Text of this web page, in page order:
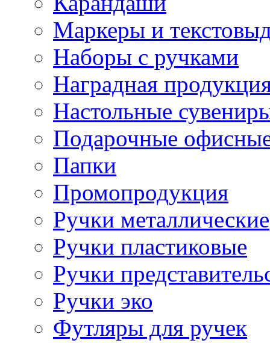
Маркеры и
Наборы с ручками
Наградная
Настольные
Подарочные
Папки
Промопродукция
Ручки металлические
Ручки пластиковые
Ручки
Ручки эко
Футляры для ручек